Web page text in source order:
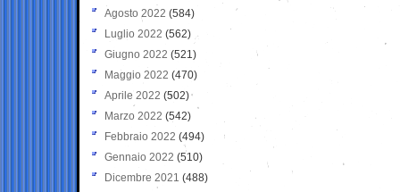
Agosto 2022 (584)
Luglio 2022 (562)
Giugno 2022 (521)
Maggio 2022 (470)
Aprile 2022 (502)
Marzo 2022 (542)
Febbraio 2022 (494)
Gennaio 2022 (510)
Dicembre 2021 (488)